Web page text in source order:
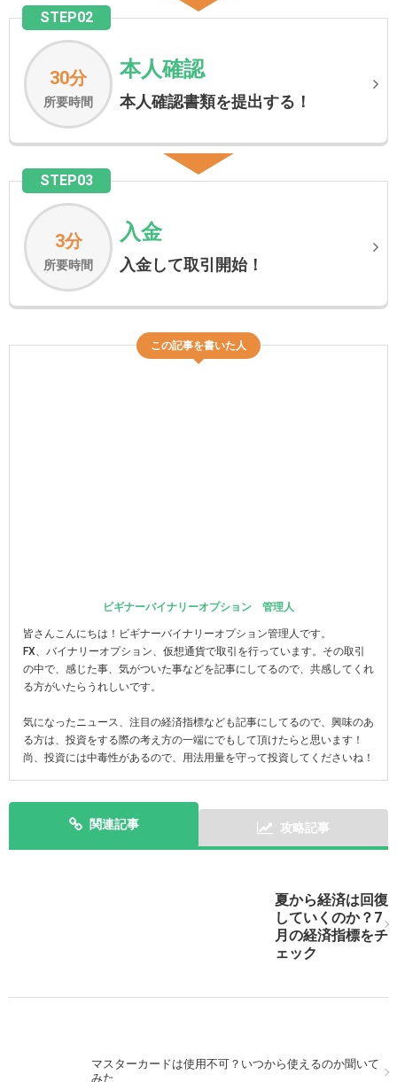
STEP02
30分
所要時間
本人確認
本人確認書類を提出する！
STEP03
3分
所要時間
入金
入金して取引開始！
この記事を書いた人
ビギナーバイナリーオプション 管理人
皆さんこんにちは！ビギナーバイナリーオプション管理人です。
FX、バイナリーオプション、仮想通貨で取引を行っています。その取引
の中で、感じた事、気がついた事などを記事にしてるので、共感してくれ
る方がいたらうれしいです。
気になったニュース、注目の経済指標なども記事にしてるので、興味のあ
る方は、投資をする際の考え方の一端にでもして頂けたらと思います！
尚、投資には中毒性があるので、用法用量を守って投資してくださいね！
関連記事 攻略記事
夏から経済は回復
していくのか？7
月の経済指標をチ
ェック
マスターカードは使用不可？いつから使えるのか聞いて
みた